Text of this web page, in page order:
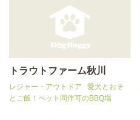
トラウトファーム秋川
レジャー・アウトドア
愛犬とおそ
とご飯！ペット同伴可のBBQ場